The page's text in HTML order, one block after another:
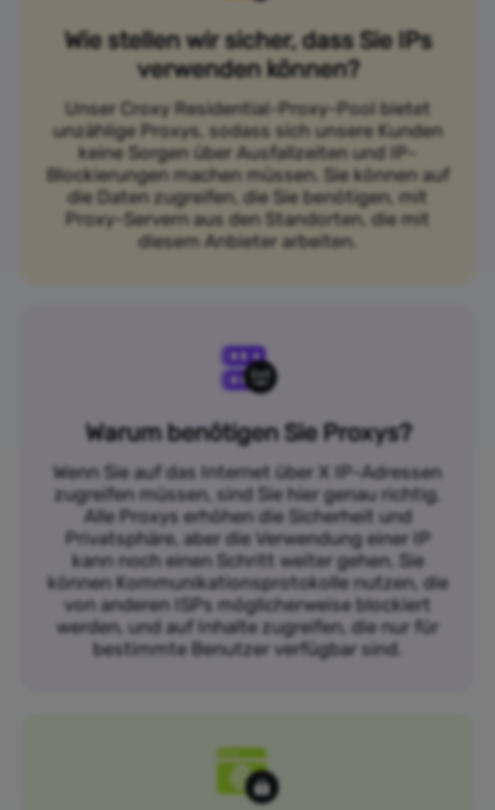
Wie stellen wir sicher, dass Sie IPs
verwenden können?
Unser Croxy Residential-Proxy-Pool bietet
unzählige Proxys, sodass sich unsere Kunden
keine Sorgen über Ausfallzeiten und IP-
Blockierungen machen müssen. Sie können auf
die Daten zugreifen, die Sie benötigen, mit
Proxy-Servern aus den Standorten, die mit
diesem Anbieter arbeiten.
Warum benötigen Sie Proxys?
Wenn Sie auf das Internet über X IP-Adressen
zugreifen müssen, sind Sie hier genau richtig.
Alle Proxys erhöhen die Sicherheit und
Privatsphäre, aber die Verwendung einer IP
kann noch einen Schritt weiter gehen. Sie
können Kommunikationsprotokolle nutzen, die
von anderen ISPs möglicherweise blockiert
werden, und auf Inhalte zugreifen, die nur für
bestimmte Benutzer verfügbar sind.